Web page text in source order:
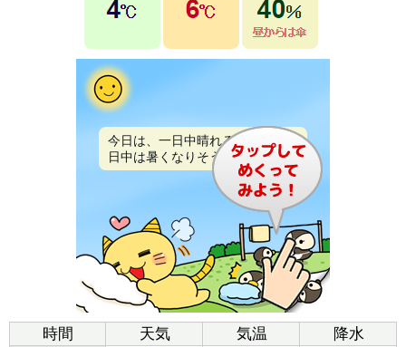
今日は、一日中晴れるでしょう。
日中は暑くなりそうです。
時間 天気 気温
降水